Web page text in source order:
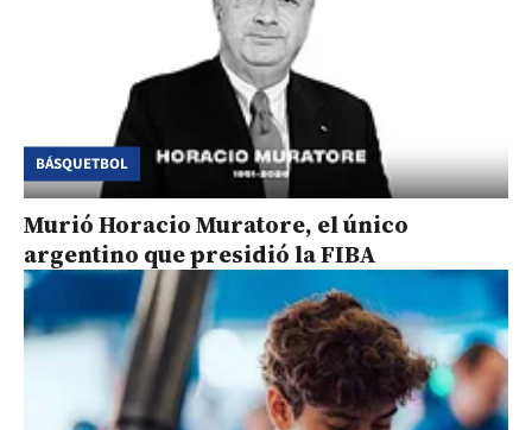
BÁSQUETBOL
Murió Horacio Muratore, el único
argentino que presidió la FIBA